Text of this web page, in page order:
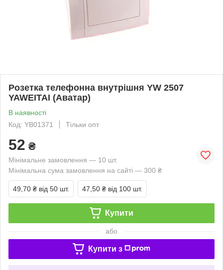
Розетка телефонна внутрішня YW 2507
YAWEITAI (Аватар)
В наявності
Код: YB01371
Тільки опт
52 ₴
Мінімальне замовлення — 10 шт.
Мінімальна сума замовлення на сайті — 300 ₴
49,70 ₴ від 50 шт. 47,50 ₴ від 100 шт.
Купити
або
Купити з